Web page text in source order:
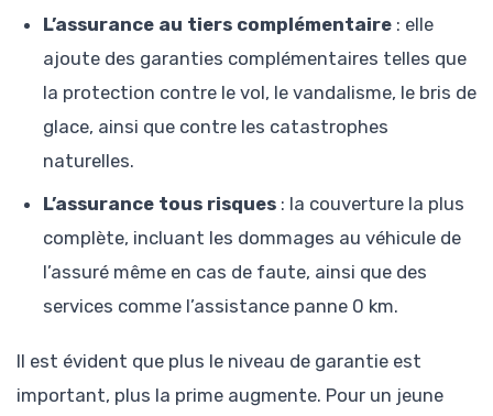
L’assurance au tiers complémentaire : elle
ajoute des garanties complémentaires telles que
la protection contre le vol, le vandalisme, le bris de
glace, ainsi que contre les catastrophes
naturelles.
L’assurance tous risques : la couverture la plus
complète, incluant les dommages au véhicule de
l’assuré même en cas de faute, ainsi que des
services comme l’assistance panne 0 km.
Il est évident que plus le niveau de garantie est
important, plus la prime augmente. Pour un jeune